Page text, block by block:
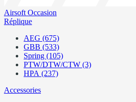
Airsoft Occasion
Réplique
AEG (675)
GBB (533)
Spring (105)
PTW/DTW/CTW (3)
HPA (237)
Accessories